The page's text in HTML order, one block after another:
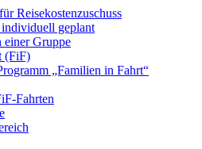
Reisekostenzuschuss
geplant
einer Gruppe
(FiF)
„Familien in Fahrt“
Fahrten